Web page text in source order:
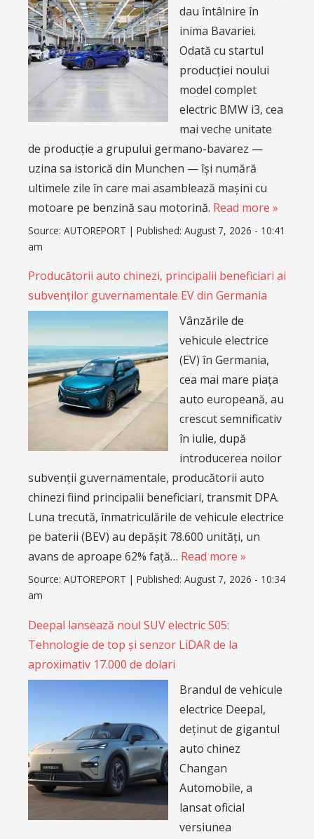
dau întâlnire în
inima Bavariei.
Odată cu startul
producției noului
model complet
electric BMW i3, cea
mai veche unitate
de producție a grupului germano-bavarez —
uzina sa istorică din Munchen — își numără
ultimele zile în care mai asamblează mașini cu
motoare pe benzină sau motorină. Read more »
Source: AUTOREPORT | Published: August 7, 2026 - 10:41
am
Producătorii auto chinezi, principalii beneficiari ai
subvenților guvernamentale EV din Germania
Vânzările de
vehicule electrice
(EV) în Germania,
cea mai mare piața
auto europeană, au
crescut semnificativ
în iulie, după
introducerea noilor
subvenții guvernamentale, producătorii auto
chinezi fiind principalii beneficiari, transmit DPA.
Luna trecută, înmatriculările de vehicule electrice
pe baterii (BEV) au depășit 78.600 unități, un
avans de aproape 62% față… Read more »
Source: AUTOREPORT | Published: August 7, 2026 - 10:34
am
Deepal lansează noul SUV electric S05:
Tehnologie de top și senzor LiDAR de la
aproximativ 17.000 de dolari
Brandul de vehicule
electrice Deepal,
deținut de gigantul
auto chinez
Changan
Automobile, a
lansat oficial
versiunea